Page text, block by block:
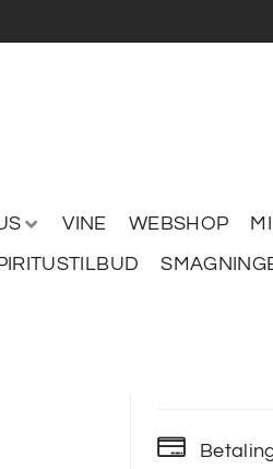
VINE WEBSHOP